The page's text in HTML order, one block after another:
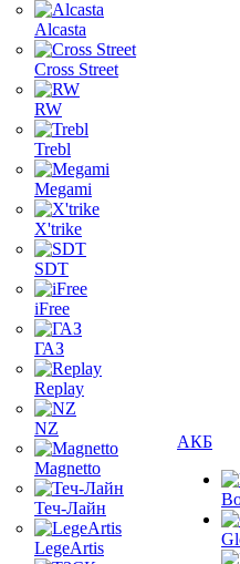
Alcasta
Cross Street
RW
Trebl
Megami
X'trike
SDT
iFree
ГАЗ
Replay
NZ
Magnetto
Теч-Лайн
LegeArtis
АКБ